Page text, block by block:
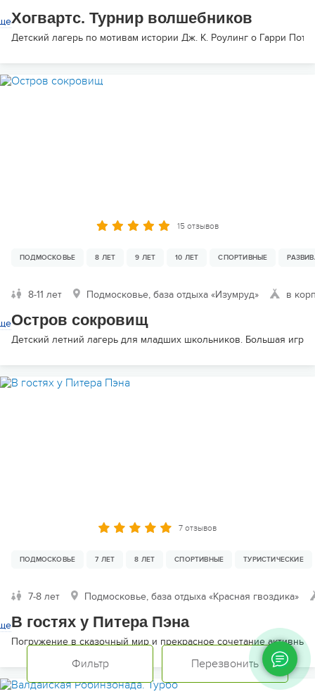
Хогвартс. Турнир волшебников
Детский лагерь по мотивам истории Дж. К. Роулинг о Гарри
15 отзывов
ПОДМОСКОВЬЕ 8 ЛЕТ 9 ЛЕТ 10 ЛЕТ СПОРТИВНЫЕ
8-11 лет Подмосковье, база отдыха «Изумруд» в
Остров сокровищ
Детский летний лагерь для младших школьников. Большая
7 отзывов
ПОДМОСКОВЬЕ 7 ЛЕТ 8 ЛЕТ СПОРТИВНЫЕ ТУРИСТИЧЕСКИЕ
7-8 лет Подмосковье, база отдыха «Красная гвоздика»
В гостях у Питера Пэна
Погружение в сказочный мир и прекрасное сочетание
Фильтр Перезвонить